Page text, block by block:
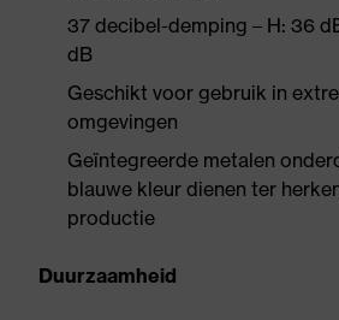
37 decibel-demping – H: 36
dB
Geschikt voor gebruik in
omgevingen
Geïntegreerde metalen
blauwe kleur dienen ter
productie
Duurzaamheid